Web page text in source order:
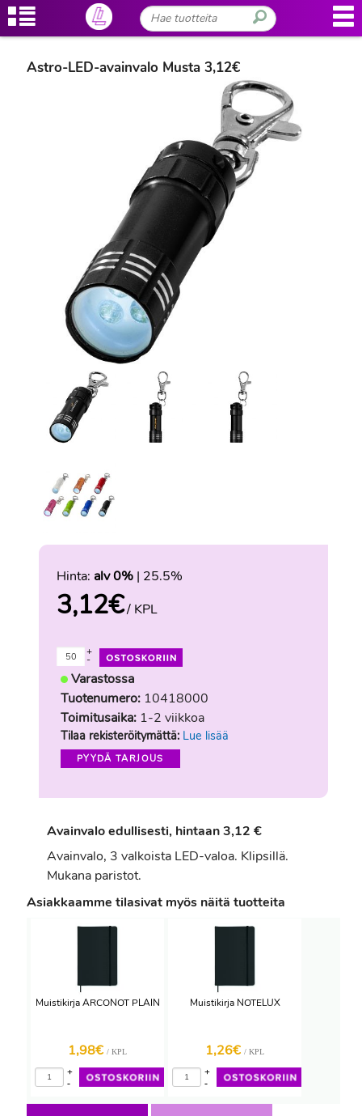
Astro-LED-avainvalo Musta 3,12€
Hinta: alv 0% | 25.5%
3,12€/ KPL
-
+
Varastossa
Tuotenumero: 10418000
Toimitusaika: 1-2 viikkoa
Tilaa rekisteröitymättä: Lue lisää
PYYDÄ TARJOUS
Avainvalo edullisesti, hintaan 3,12 €
Avainvalo, 3 valkoista LED-valoa. Klipsillä.
Mukana paristot.
Asiakkaamme tilasivat myös näitä tuotteita
Muistikirja ARCONOT PLAIN
1,98€ / KPL
-
+
Muistikirja NOTELUX
1,26€ / KPL
-
+